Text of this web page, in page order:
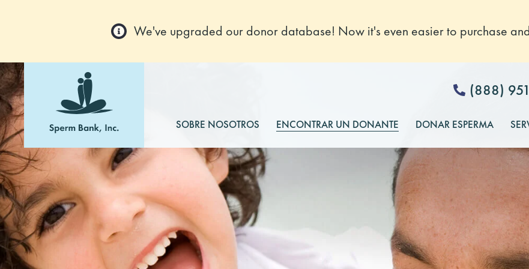
We've upgraded our donor database! Now it's even easier to purchase
(888)
SOBRE NOSOTROS ENCONTRAR UN DONANTE DONAR ESPERMA